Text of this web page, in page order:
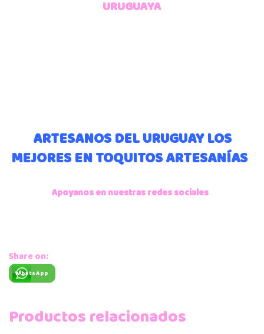
URUGUAYA
ARTESANOS DEL URUGUAY LOS
MEJORES EN TOQUITOS ARTESANÍAS
Apoyanos en nuestras redes sociales
Share on:
WhatsApp
Productos relacionados